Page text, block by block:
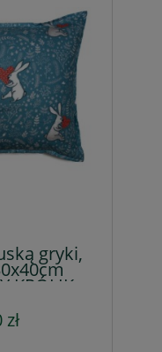
gryki,
KRÓLIK